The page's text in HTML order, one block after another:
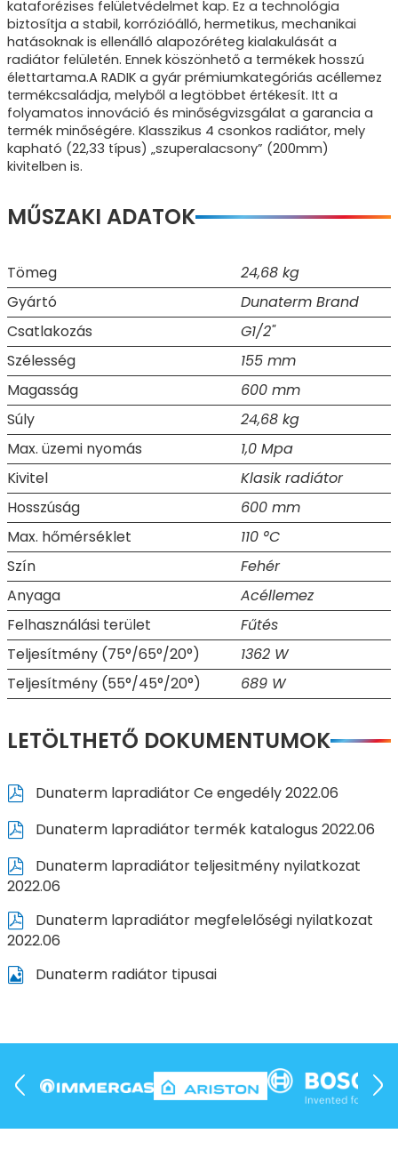
kataforézises felületvédelmet kap. Ez a technológia
biztosítja a stabil, korrózióálló, hermetikus, mechanikai
hatásoknak is ellenálló alapozóréteg kialakulását a
radiátor felületén. Ennek köszönhető a termékek hosszú
élettartama.A RADIK a gyár prémiumkategóriás acéllemez
termékcsaládja, melyből a legtöbbet értékesít. Itt a
folyamatos innováció és minőségvizsgálat a garancia a
termék minőségére. Klasszikus 4 csonkos radiátor, mely
kapható (22,33 típus) „szuperalacsony” (200mm)
kivitelben is.
MŰSZAKI ADATOK
Tömeg
24,68 kg
Gyártó
Dunaterm Brand
Csatlakozás
G1/2"
Szélesség
155 mm
Magasság
600 mm
Súly
24,68 kg
Max. üzemi nyomás
1,0 Mpa
Kivitel
Klasik radiátor
Hosszúság
600 mm
Max. hőmérséklet
110 °C
Szín
Fehér
Anyaga
Acéllemez
Felhasználási terület
Fűtés
Teljesítmény (75°/65°/20°)
1362 W
Teljesítmény (55°/45°/20°)
689 W
LETÖLTHETŐ DOKUMENTUMOK
Dunaterm lapradiátor Ce engedély 2022.06
Dunaterm lapradiátor termék katalogus 2022.06
Dunaterm lapradiátor teljesitmény nyilatkozat
2022.06
Dunaterm lapradiátor megfelelőségi nyilatkozat
2022.06
Dunaterm radiátor tipusai